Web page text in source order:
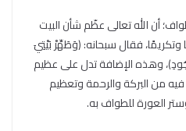
أن الله تعالى عظّم شأن البيت
فقال سبحانه: ﴿وَطَهِّرْ بَيْتِيَ
وهذه الإضافة تدل على عظيم
فيه من البركة والرحمة وتعظيم
العورة للطواف به.